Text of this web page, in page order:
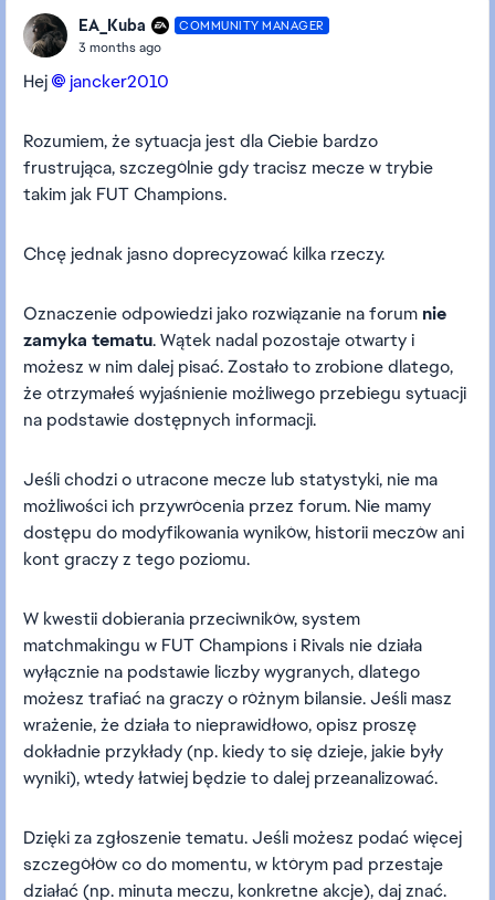
EA_Kuba COMMUNITY MANAGER
3 months ago
Hej jancker2010​
Rozumiem, że sytuacja jest dla Ciebie bardzo
frustrująca, szczególnie gdy tracisz mecze w trybie
takim jak FUT Champions.
Chcę jednak jasno doprecyzować kilka rzeczy.
Oznaczenie odpowiedzi jako rozwiązanie na forum nie
zamyka tematu. Wątek nadal pozostaje otwarty i
możesz w nim dalej pisać. Zostało to zrobione dlatego,
że otrzymałeś wyjaśnienie możliwego przebiegu sytuacji
na podstawie dostępnych informacji.
Jeśli chodzi o utracone mecze lub statystyki, nie ma
możliwości ich przywrócenia przez forum. Nie mamy
dostępu do modyfikowania wyników, historii meczów ani
kont graczy z tego poziomu.
W kwestii dobierania przeciwników, system
matchmakingu w FUT Champions i Rivals nie działa
wyłącznie na podstawie liczby wygranych, dlatego
możesz trafiać na graczy o różnym bilansie. Jeśli masz
wrażenie, że działa to nieprawidłowo, opisz proszę
dokładnie przykłady (np. kiedy to się dzieje, jakie były
wyniki), wtedy łatwiej będzie to dalej przeanalizować.
Dzięki za zgłoszenie tematu. Jeśli możesz podać więcej
szczegółów co do momentu, w którym pad przestaje
działać (np. minuta meczu, konkretne akcje), daj znać.